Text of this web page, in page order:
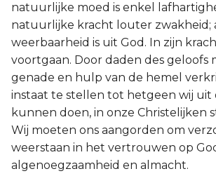
natuurlijke moed is enkel
natuurlijke kracht louter zwakheid;
weerbaarheid is uit God. In zijn
voortgaan. Door daden des geloofs
genade en hulp van de hemel
instaat te stellen tot hetgeen wij uit
kunnen doen, in onze Christelijken
Wij moeten ons aangorden om
weerstaan in het vertrouwen op
algenoegzaamheid en almacht.